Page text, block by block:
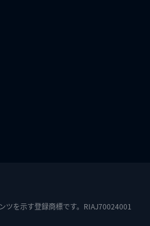
ツを示す登録商標です。RIAJ70024001